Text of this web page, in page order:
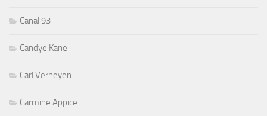
Canal 93
Candye Kane
Carl Verheyen
Carmine Appice